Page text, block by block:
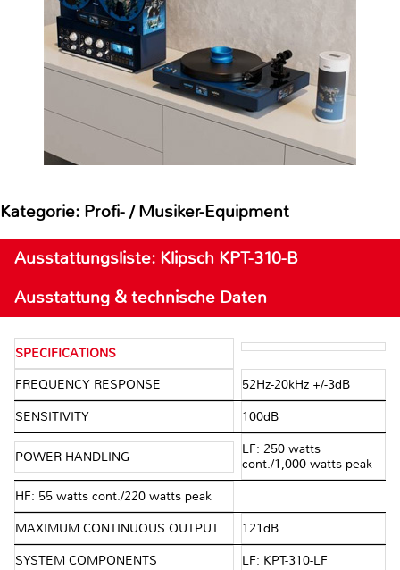
Kategorie: Profi- / Musiker-Equipment
Ausstattungsliste: Klipsch KPT-310-B
Ausstattung & technische Daten
SPECIFICATIONS
FREQUENCY RESPONSE 52Hz-20kHz +/-3dB
SENSITIVITY 100dB
POWER HANDLING
LF: 250 watts
cont./1,000 watts peak
HF: 55 watts cont./220 watts peak
MAXIMUM CONTINUOUS OUTPUT 121dB
SYSTEM COMPONENTS LF: KPT-310-LF